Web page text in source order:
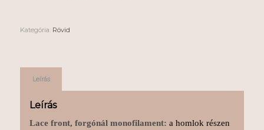
Kategória: Rövid
Leírás
Leírás
Lace front, forgónál monofilament: a homlok részen